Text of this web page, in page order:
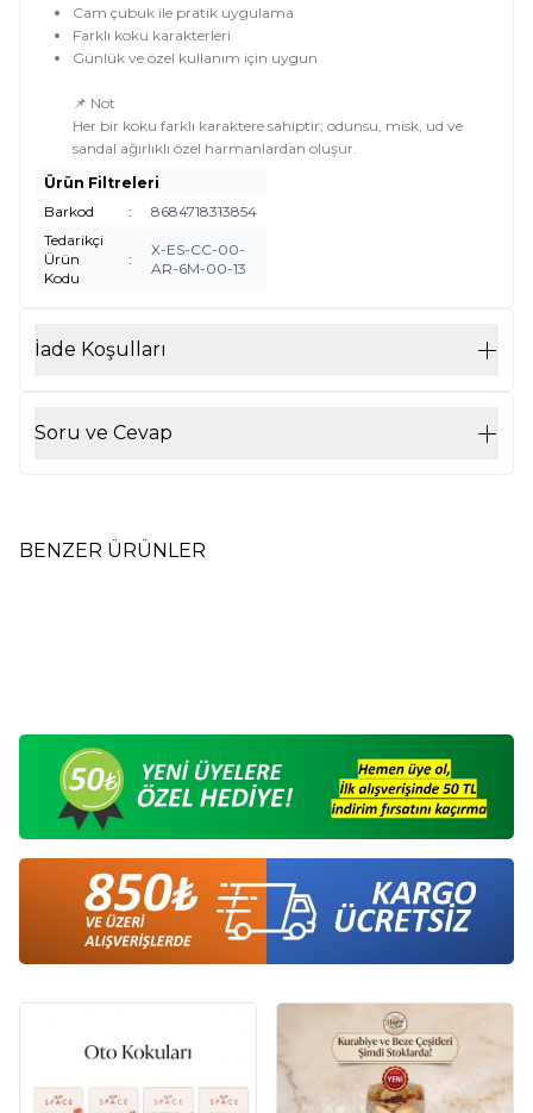
Cam çubuk ile pratik uygulama
Farklı koku karakterleri
Günlük ve özel kullanım için uygun
📌 Not
Her bir koku farklı karaktere sahiptir; odunsu, misk, ud ve
sandal ağırlıklı özel harmanlardan oluşur.
Ürün Filtreleri
Barkod
:
8684718313854
Tedarikçi
Ürün
Kodu
:
X-ES-CC-00-
AR-6M-00-13
İade Koşulları
Soru ve Cevap
BENZER ÜRÜNLER